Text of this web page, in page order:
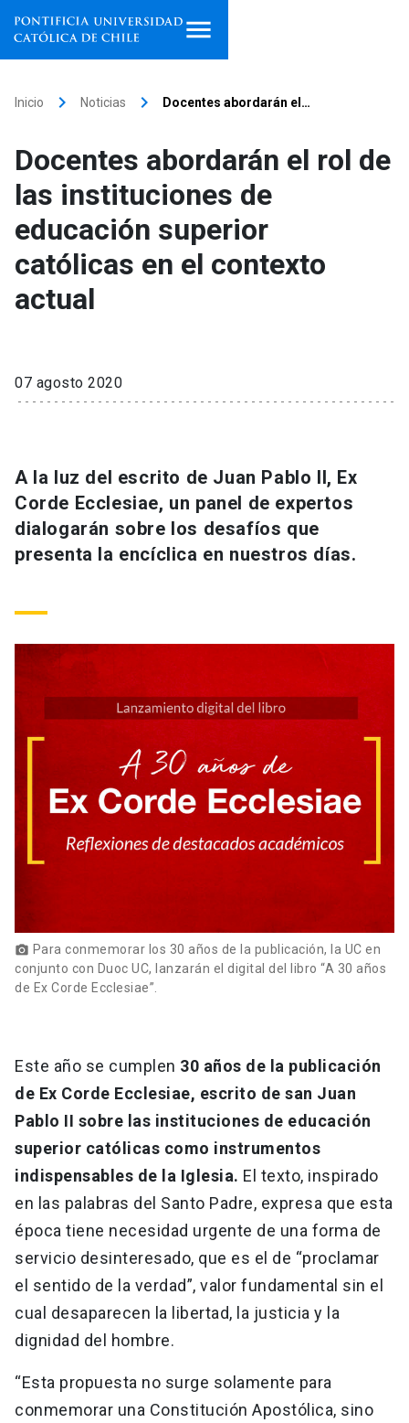
Facultades, escuelas e
institutos
Investigación
Internacionalización
Vinculación
Información para keyboard_arrow_down
Futuros estudiantes
Estudiantes
Personal
Alumni
Padres y familia
Vecinos
Go to english site
ACCESOS DIRECTOS
Correo UC
Mi Portal UC launch
Biblioteca launch
Donaciones launch
Inicio keyboard_arrow_right Noticias keyboard_arrow_right Docentes abordarán el…
Docentes abordarán el rol de
las instituciones de
educación superior
católicas en el contexto
actual
07 agosto 2020
A la luz del escrito de Juan Pablo II, Ex
Corde Ecclesiae, un panel de expertos
dialogarán sobre los desafíos que
presenta la encíclica en nuestros días.
photo_camera Para conmemorar los 30 años de la publicación, la UC en
conjunto con Duoc UC, lanzarán el digital del libro “A 30 años
de Ex Corde Ecclesiae”.
Este año se cumplen 30 años de la publicación
de Ex Corde Ecclesiae, escrito de san Juan
Pablo II sobre las instituciones de educación
superior católicas como instrumentos
indispensables de la Iglesia. El texto, inspirado
en las palabras del Santo Padre, expresa que esta
época tiene necesidad urgente de una forma de
servicio desinteresado, que es el de “proclamar
el sentido de la verdad”, valor fundamental sin el
cual desaparecen la libertad, la justicia y la
dignidad del hombre.
“Esta propuesta no surge solamente para
conmemorar una Constitución Apostólica, sino